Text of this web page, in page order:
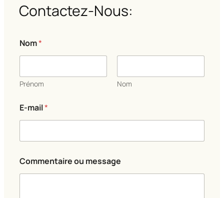
Contactez-Nous:
*
C
m
m
n
t
a
r
Nom*
Prénom Nom
E-mail*
Commentaire ou message